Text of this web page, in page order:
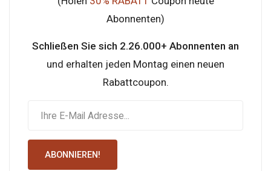
Abonnenten)
Schließen Sie sich 2.26.000+ Abonnenten an
und erhalten jeden Montag einen neuen
Rabattcoupon.
ABONNIEREN!